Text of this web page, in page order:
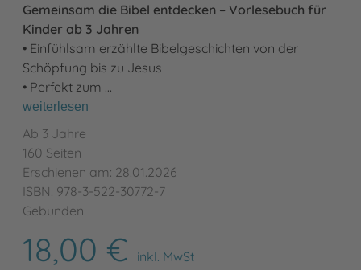
Gemeinsam die Bibel entdecken – Vorlesebuch für
Kinder ab 3 Jahren
• Einfühlsam erzählte Bibelgeschichten von der
Schöpfung bis zu Jesus
• Perfekt zum …
weiterlesen
Ab 3 Jahre
160 Seiten
Erschienen am: 28.01.2026
ISBN: 978-3-522-30772-7
Gebunden
18,00 €
inkl. MwSt